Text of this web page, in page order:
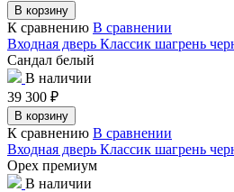
В корзину
К сравнению В сравнении
Входная дверь Классик шагрень
Сандал белый
В наличии
39 300 ₽
В корзину
К сравнению В сравнении
Входная дверь Классик шагрень
Орех премиум
В наличии